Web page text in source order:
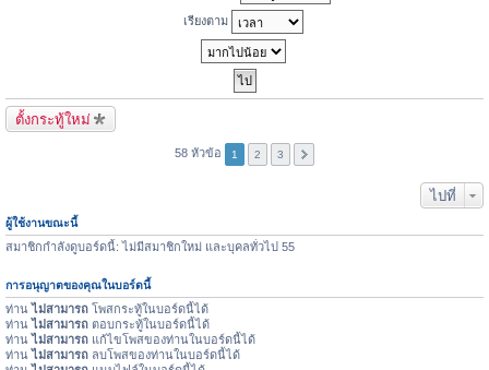
เรียงตาม
ตั้งกระทู้ใหม่
58 หัวข้อ 1 2 3
ไปที่
ผู้ใช้งานขณะนี้
สมาชิกกำลังดูบอร์ดนี้: ไม่มีสมาชิกใหม่ และบุคลทั่วไป 55
การอนุญาตของคุณในบอร์ดนี้
ท่านไม่สามารถ โพสกระทู้ในบอร์ดนี้ได้
ท่านไม่สามารถ ตอบกระทู้ในบอร์ดนี้ได้
ท่านไม่สามารถ แก้ไขโพสของท่านในบอร์ดนี้ได้
ท่านไม่สามารถ ลบโพสของท่านในบอร์ดนี้ได้